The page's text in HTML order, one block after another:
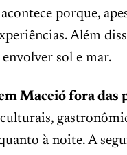
porque,
Além
sol e mar.
Maceió fora das
à noite. A